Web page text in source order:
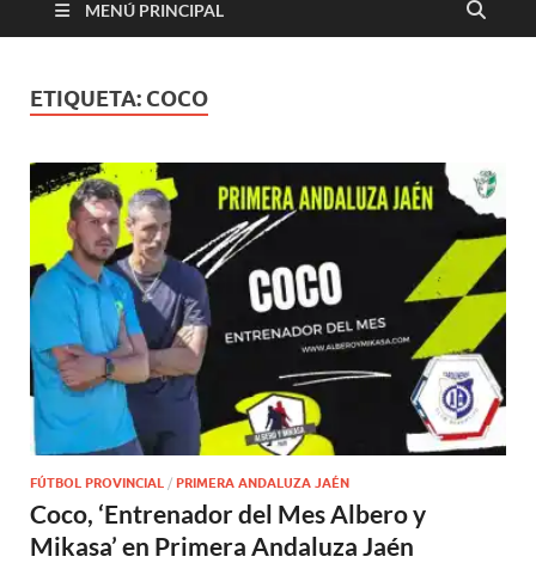
MENÚ PRINCIPAL
ETIQUETA: COCO
FÚTBOL PROVINCIAL / PRIMERA ANDALUZA JAÉN
Coco, ‘Entrenador del Mes Albero y
Mikasa’ en Primera Andaluza Jaén